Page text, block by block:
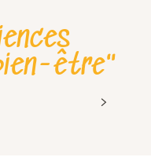
être"
– édition 2026